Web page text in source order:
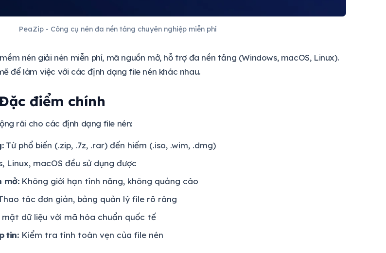
PeaZip - Công cụ nén đa nền tảng chuyên nghiệp miễn phí
nén giải nén miễn phí, mã nguồn mở, hỗ trợ đa nền tảng (Windows, macOS, Linux).
để làm việc với các định dạng file nén khác nhau.
điểm chính
rãi cho các định dạng file nén:
Từ phổ biến (.zip, .7z, .rar) đến hiếm (.iso, .wim, .dmg)
Linux, macOS đều sử dụng được
mở:Không giới hạn tính năng, không quảng cáo
tác đơn giản, bảng quản lý file rõ ràng
mật dữ liệu với mã hóa chuẩn quốc tế
tin:Kiểm tra tính toàn vẹn của file nén